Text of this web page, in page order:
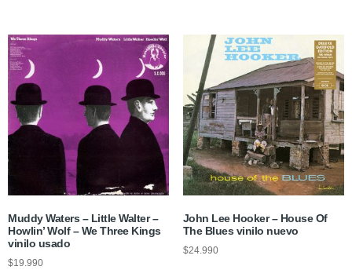
Muddy Waters – Little Walter –
Howlin’ Wolf – We Three Kings
vinilo usado
$19.990
John Lee Hooker – House Of
The Blues vinilo nuevo
$24.990